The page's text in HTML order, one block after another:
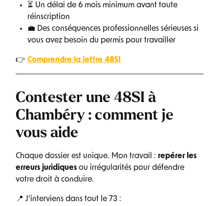
⏳ Un délai de 6 mois minimum avant toute
réinscription
💼 Des conséquences professionnelles sérieuses si
vous avez besoin du permis pour travailler
👉 Comprendre la lettre 48SI
Contester une 48SI à
Chambéry : comment je
vous aide
Chaque dossier est unique. Mon travail : repérer les
erreurs juridiques ou irrégularités pour défendre
votre droit à conduire.
📍 J’interviens dans tout le 73 :